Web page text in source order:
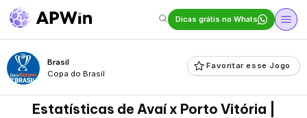
Dicas grátis no Whats
Brasil
Copa do Brasil
Favoritar esse Jogo
Estatísticas de Avaí x Porto Vitória |